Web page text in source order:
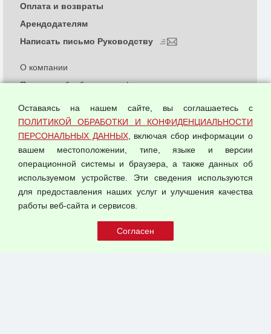
© 2026 ООО "Феникс"
О компании
Политика обработки и конфиденциальности
Согласием на обработку персональных данных
Оферта оптовой купли-продажи
Публичная оферта
Оплата и возвраты
Арендодателям
Написать письмо Руководству
Оставаясь на нашем сайте, вы соглашаетесь с
ПОЛИТИКОЙ ОБРАБОТКИ И КОНФИДЕНЦИАЛЬНОСТИ
ПЕРСОНАЛЬНЫХ ДАННЫХ, включая сбор информации о
вашем местоположении, типе, языке и версии
операционной системы и браузера, а также данных об
используемом устройстве. Эти сведения используются
для предоставления наших услуг и улучшения качества
работы веб-сайта и сервисов.